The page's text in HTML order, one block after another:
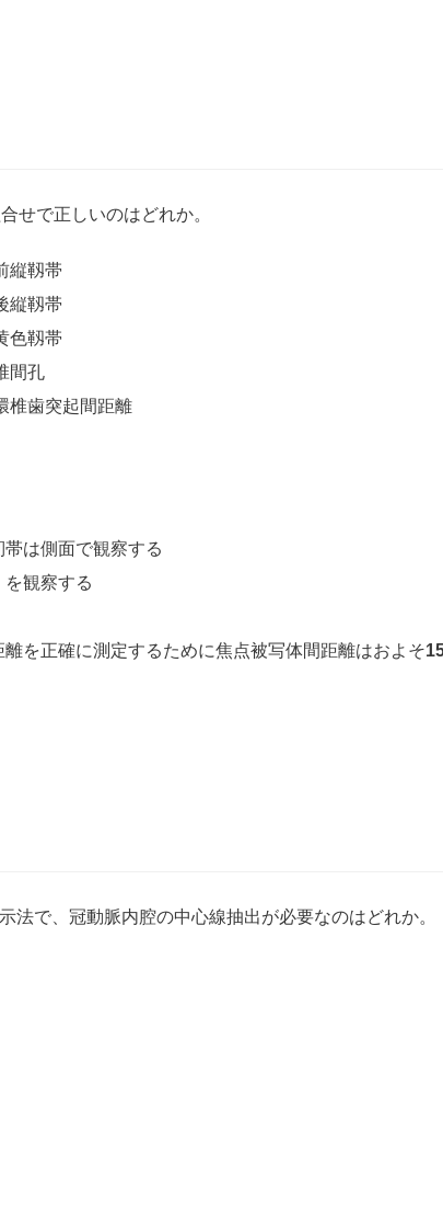
せで正しいのはどれか。
縦靱帯
縦靱帯
色靱帯
間孔
椎歯突起間距離
は側面で観察する
を観察する
を正確に測定するために焦点被写体間距離はおよそ
法で、冠動脈内腔の中心線抽出が必要なのはどれか。